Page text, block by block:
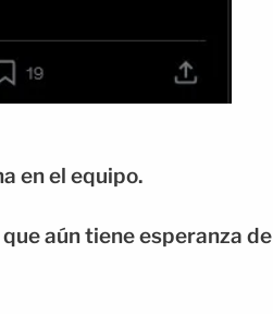
en el equipo.
aún tiene esperanza de